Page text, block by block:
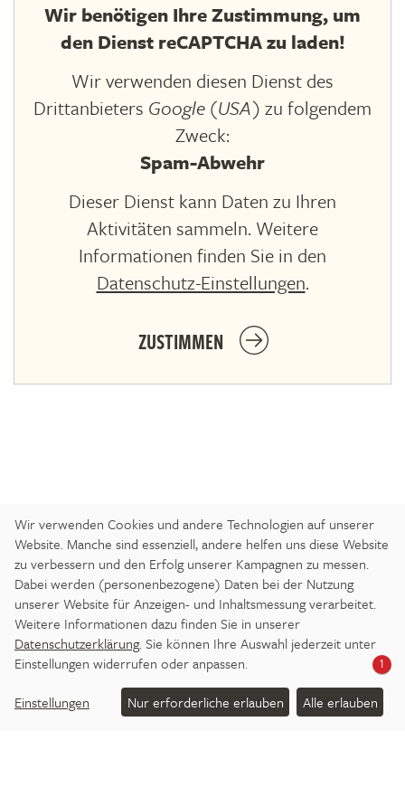
Wir benötigen Ihre Zustimmung, um
den Dienst reCAPTCHA zu laden!
Wir verwenden diesen Dienst des
Drittanbieters Google (USA) zu folgendem
Zweck:
Spam-Abwehr
Dieser Dienst kann Daten zu Ihren
Aktivitäten sammeln. Weitere
Informationen finden Sie in den
Datenschutz-Einstellungen.
ZUSTIMMEN
ANREISE IMPRESSUM
DATENSCHUTZ
BARRIEREFREIHEITSERKLÄRUNG
DATENSCHUTZ-EINSTELLUNGEN
JOBS
PRESSE
NEWSLETTER
Wir verwenden Cookies und andere Technologien auf unserer
Website. Manche sind essenziell, andere helfen uns diese Website
zu verbessern und den Erfolg unserer Kampagnen zu messen.
Dabei werden (personenbezogene) Daten bei der Nutzung
unserer Website für Anzeigen- und Inhaltsmessung verarbeitet.
Weitere Informationen dazu finden Sie in unserer
Datenschutzerklärung. Sie können Ihre Auswahl jederzeit unter
Einstellungen widerrufen oder anpassen.
Einstellungen
Nur erforderliche erlauben Alle erlauben
1